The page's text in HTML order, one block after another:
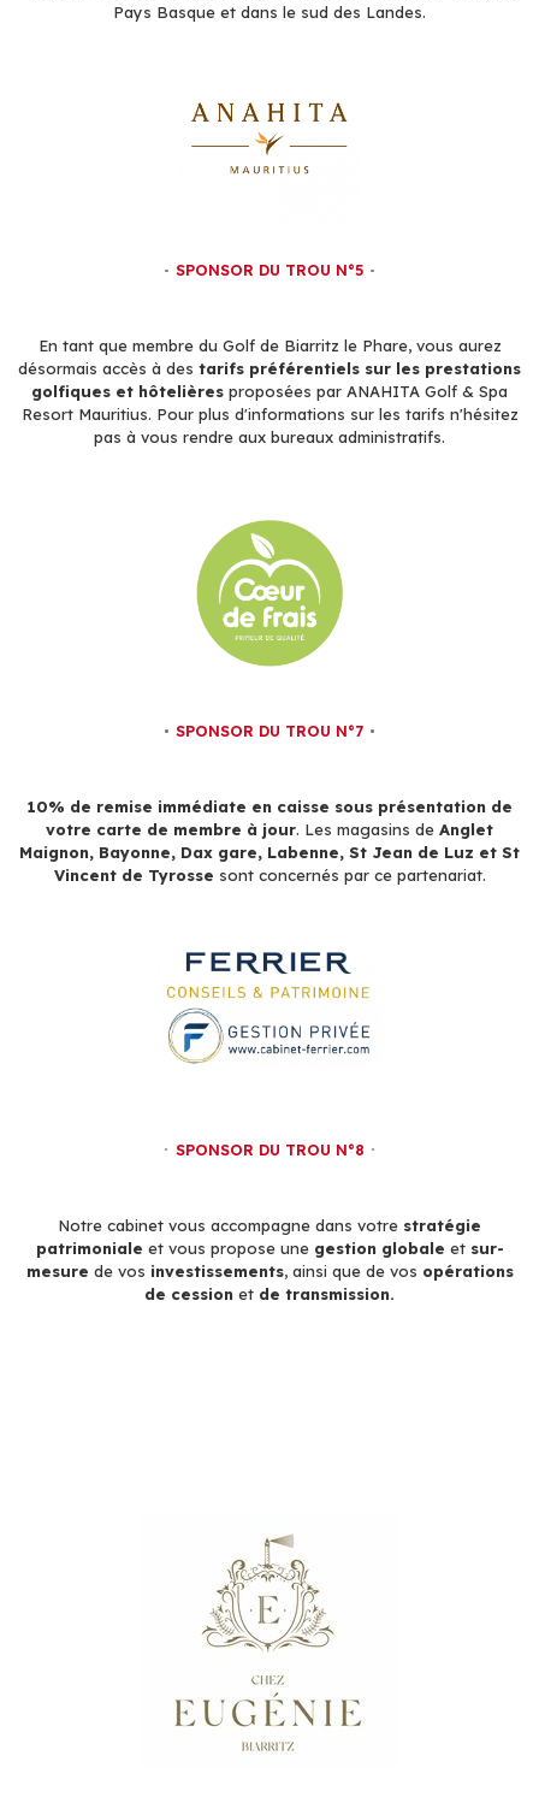
Pays Basque et dans le sud des Landes.
SPONSOR DU TROU N°5
En tant que membre du Golf de Biarritz le Phare, vous aurez
désormais accès à des tarifs préférentiels sur les prestations
golfiques et hôtelières proposées par ANAHITA Golf & Spa
Resort Mauritius. Pour plus d'informations sur les tarifs n'hésitez
pas à vous rendre aux bureaux administratifs.
SPONSOR DU TROU N°7
10% de remise immédiate en caisse sous présentation de
votre carte de membre à jour. Les magasins de Anglet
Maignon, Bayonne, Dax gare, Labenne, St Jean de Luz et St
Vincent de Tyrosse sont concernés par ce partenariat.
SPONSOR DU TROU N°8
Notre cabinet vous accompagne dans votre stratégie
patrimoniale et vous propose une gestion globale etsur-
mesure de vos investissements, ainsi que de vos opérations
de cession et de transmission.